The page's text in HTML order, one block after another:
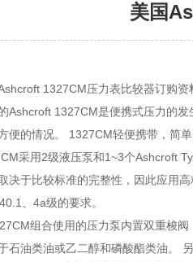
美国
1327CM压力表比较器订购资
Ashcroft 1327CM是便携式压力的
便的情况。 1327CM轻便携带，简
采用2级液压泵和1~3个Ashcroft
决于比较标准的完整性，因此应用
、4a级的要求。
组合使用的压力泵内置双重梭
石油类油或乙二醇和磷酸酯类油。